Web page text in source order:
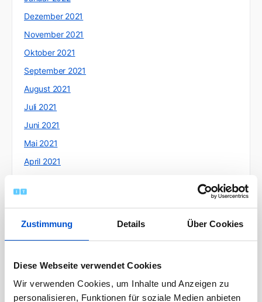
Zustimmung Details Über Cookies
Diese Webseite verwendet Cookies
Wir verwenden Cookies, um Inhalte und Anzeigen zu
personalisieren, Funktionen für soziale Medien anbieten
Dezember 2021
November 2021
Oktober 2021
September 2021
August 2021
Juli 2021
Juni 2021
Mai 2021
April 2021
Februar 2021
Oktober 2020
September 2020